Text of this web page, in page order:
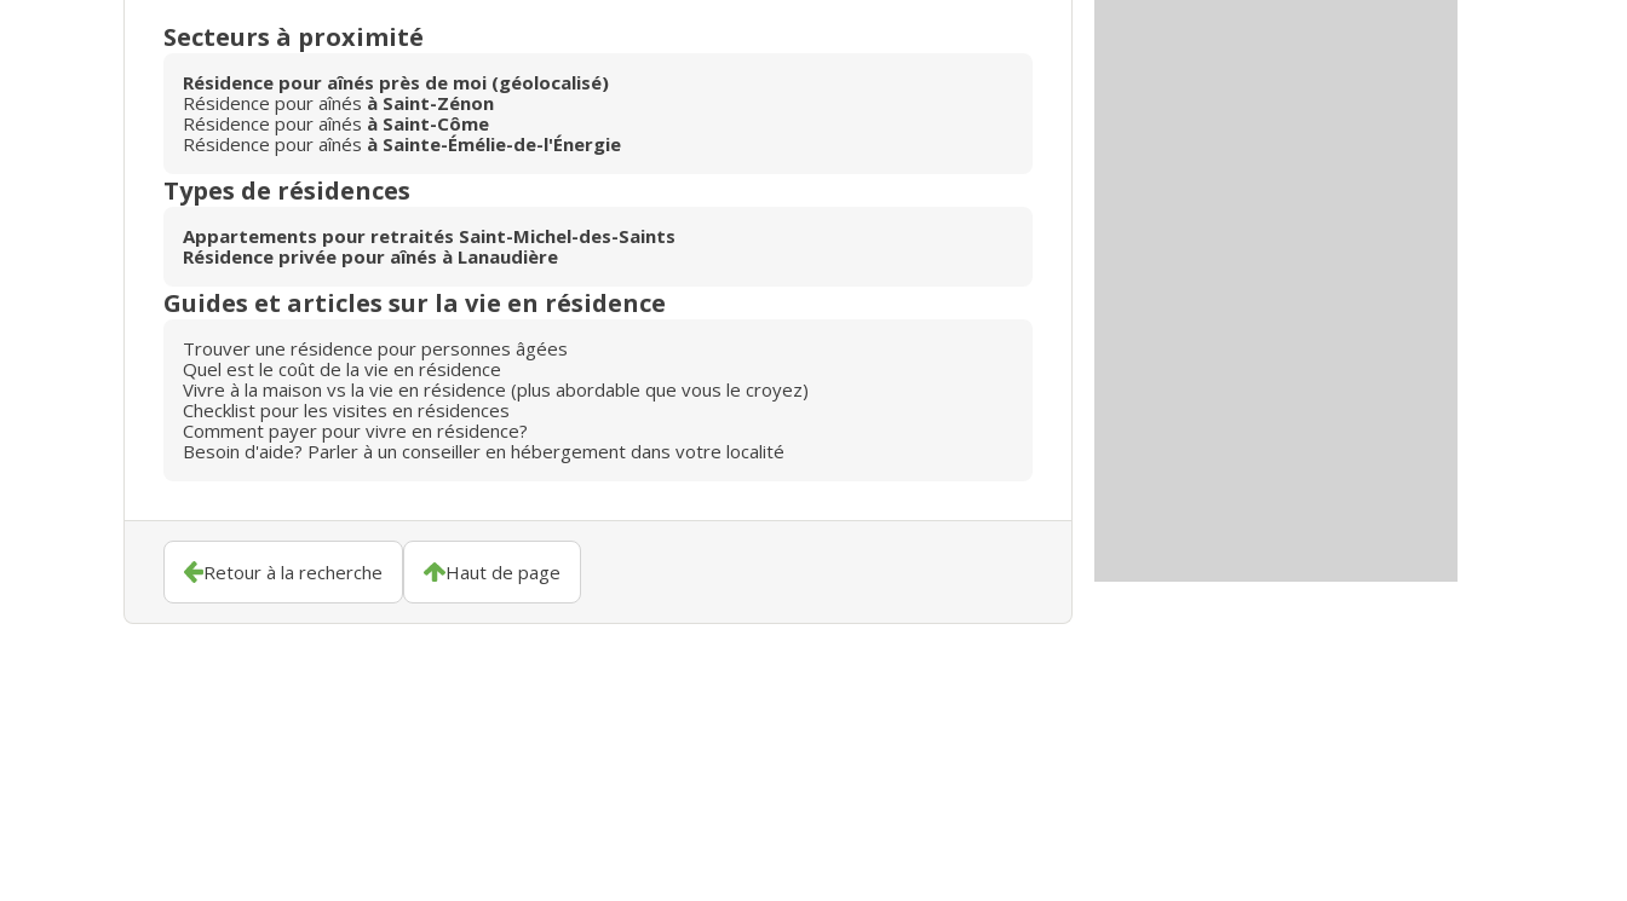
Secteurs à proximité
Résidence pour aînés près de moi (géolocalisé)
Résidence pour aînés à Saint-Zénon
Résidence pour aînés à Saint-Côme
Résidence pour aînés à Sainte-Émélie-de-l'Énergie
Types de résidences
Appartements pour retraités Saint-Michel-des-Saints
Résidence privée pour aînés à Lanaudière
Guides et articles sur la vie en résidence
Trouver une résidence pour personnes âgées
Quel est le coût de la vie en résidence
Vivre à la maison vs la vie en résidence (plus abordable que vous le croyez)
Checklist pour les visites en résidences
Comment payer pour vivre en résidence?
Besoin d'aide? Parler à un conseiller en hébergement dans votre localité
Retour à la recherche Haut de page